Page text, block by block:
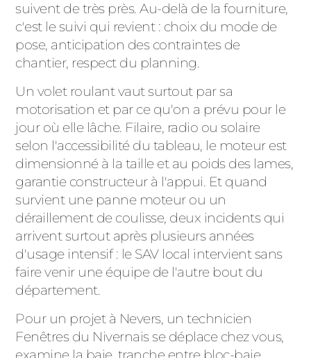
suivent de très près. Au-delà de la fourniture,
c'est le suivi qui revient : choix du mode de
pose, anticipation des contraintes de
chantier, respect du planning.
Un volet roulant vaut surtout par sa
motorisation et par ce qu'on a prévu pour le
jour où elle lâche. Filaire, radio ou solaire
selon l'accessibilité du tableau, le moteur est
dimensionné à la taille et au poids des lames,
garantie constructeur à l'appui. Et quand
survient une panne moteur ou un
déraillement de coulisse, deux incidents qui
arrivent surtout après plusieurs années
d'usage intensif : le SAV local intervient sans
faire venir une équipe de l'autre bout du
département.
Pour un projet à Nevers, un technicien
Fenêtres du Nivernais se déplace chez vous,